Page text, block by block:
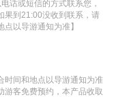
话或短信的方式联系您，
果到21:00没收到联系，请
以导游通知为准】
时间和地点以导游通知为准
游客免费预约，本产品收取